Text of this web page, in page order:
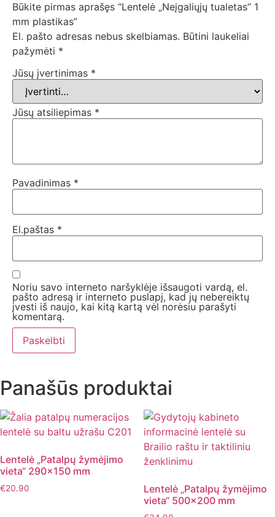
Būkite pirmas aprašęs “Lentelė „Neįgaliųjų tualetas” 1
mm plastikas”
El. pašto adresas nebus skelbiamas. Būtini laukeliai
pažymėti *
Jūsų įvertinimas *
Jūsų atsiliepimas *
Pavadinimas *
El.paštas *
Noriu savo interneto naršyklėje išsaugoti vardą, el.
pašto adresą ir interneto puslapį, kad jų nebereiktų
įvesti iš naujo, kai kitą kartą vėl norėsiu parašyti
komentarą.
Panašūs produktai
Lentelė „Patalpų žymėjimo
vieta“ 290×150 mm
€20.90
Lentelė „Patalpų žymėjimo
vieta“ 500×200 mm